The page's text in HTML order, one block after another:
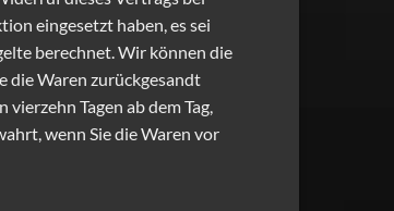
eingesetzt haben, es sei
berechnet. Wir können die
die Waren zurückgesandt
Tagen ab dem Tag,
wenn Sie die Waren vor